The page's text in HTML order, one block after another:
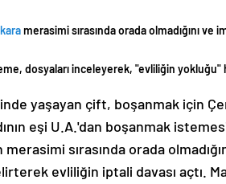
merasimi sırasında orada olmadığını ve
dosyaları inceleyerek, "evliliğin
yaşayan çift, boşanmak için
eşi U.A.'dan boşanmak
sırasında orada
evliliğin iptali davası açtı.